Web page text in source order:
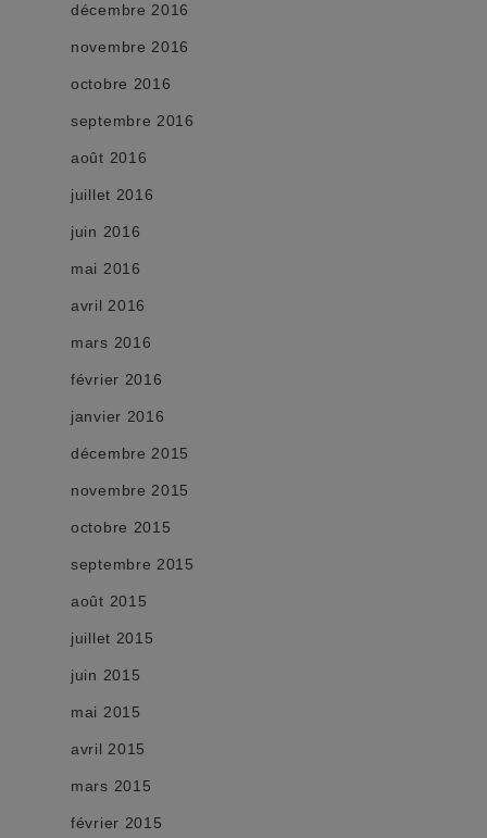
décembre 2016
novembre 2016
octobre 2016
septembre 2016
août 2016
juillet 2016
juin 2016
mai 2016
avril 2016
mars 2016
février 2016
janvier 2016
décembre 2015
novembre 2015
octobre 2015
septembre 2015
août 2015
juillet 2015
juin 2015
mai 2015
avril 2015
mars 2015
février 2015